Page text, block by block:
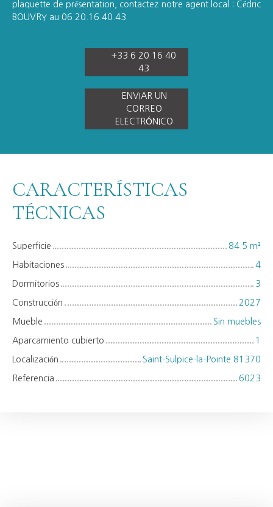
plaquette de présentation, contactez notre agent local : Cédric
BOUVRY au 06.20.16.40.43
+33 6 20 16 40
43
ENVIAR UN
CORREO
ELECTRÓNICO
CARACTERÍSTICAS
TÉCNICAS
Superficie 84.5 m²
Habitaciones 4
Dormitorios 3
Construcción 2027
Mueble Sin muebles
Aparcamiento cubierto 1
Localización Saint-Sulpice-la-Pointe 81370
Referencia 6023